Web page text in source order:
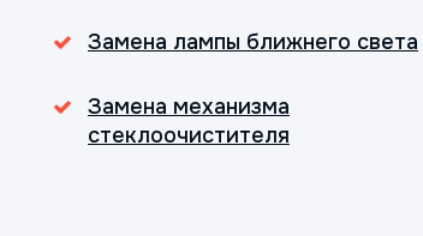
Замена лампы ближнего света
Замена механизма
стеклоочистителя